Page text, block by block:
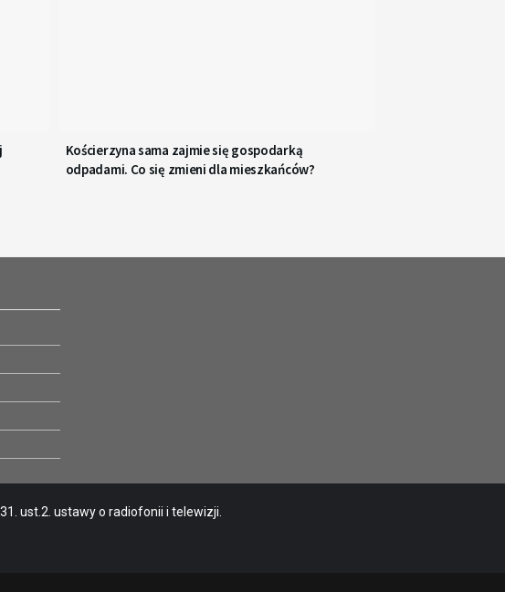
Kościerzyna sama zajmie się gospodarką
odpadami. Co się zmieni dla mieszkańców?
ust.2. ustawy o radiofonii i telewizji.